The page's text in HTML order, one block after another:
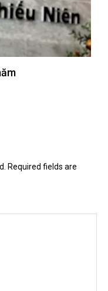
Required fields are